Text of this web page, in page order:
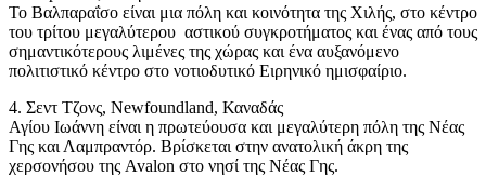
Το Βαλπαραΐσο είναι μια πόλη και κοινότητα της Χιλής, στο κέντρο
του τρίτου μεγαλύτερου αστικού συγκροτήματος και ένας από τους
σημαντικότερους λιμένες της χώρας και ένα αυξανόμενο
πολιτιστικό κέντρο στο νοτιοδυτικό Ειρηνικό ημισφαίριο.
4. Σεντ Τζονς, Newfoundland, Καναδάς
Αγίου Ιωάννη είναι η πρωτεύουσα και μεγαλύτερη πόλη της Νέας
Γης και Λαμπραντόρ. Βρίσκεται στην ανατολική άκρη της
χερσονήσου της Avalon στο νησί της Νέας Γης.